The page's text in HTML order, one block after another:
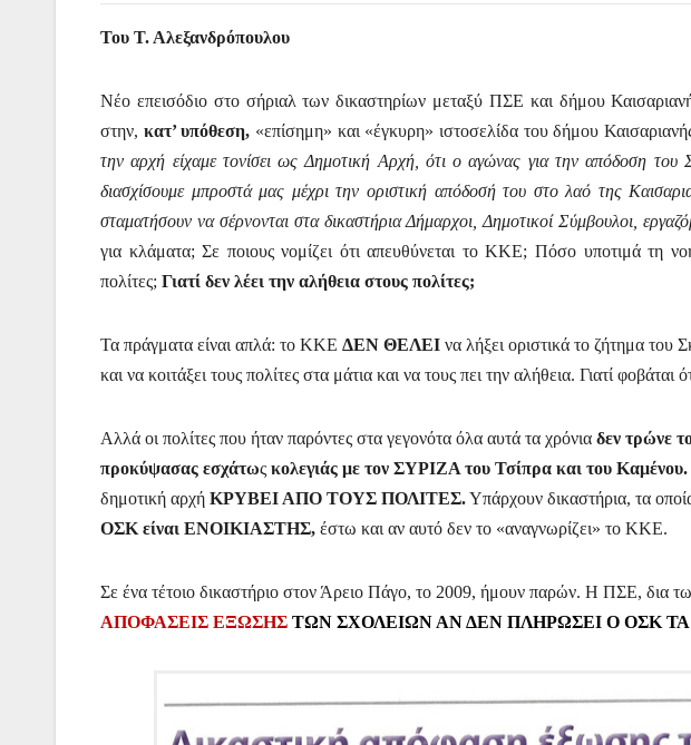
Του Τ. Αλεξανδρόπουλου
Νέο επεισόδιο στο σήριαλ των δικαστηρίων μεταξύ ΠΣΕ και δήμου
στην, κατ’ υπόθεση, «επίσημη» και «έγκυρη» ιστοσελίδα του δήμου
την αρχή είχαμε τονίσει ως Δημοτική Αρχή, ότι ο αγώνας για την απόδοση του
διασχίσουμε μπροστά μας μέχρι την οριστική απόδοσή του στο λαό της
σταματήσουν να σέρνονται στα δικαστήρια Δήμαρχοι, Δημοτικοί Σύμβουλοι,
για κλάματα; Σε ποιους νομίζει ότι απευθύνεται το ΚΚΕ; Πόσο υποτιμά τη
πολίτες; Γιατί δεν λέει την αλήθεια στους πολίτες;
Τα πράγματα είναι απλά: το ΚΚΕ ΔΕΝ ΘΕΛΕΙ να λήξει οριστικά το ζήτημα του
και να κοιτάξει τους πολίτες στα μάτια και να τους πει την αλήθεια. Γιατί φοβάται
Αλλά οι πολίτες που ήταν παρόντες στα γεγονότα όλα αυτά τα χρόνια δεν τρώνε
προκύψασας εσχάτως κολεγιάς με τον ΣΥΡΙΖΑ του Τσίπρα και του Καμένου.
δημοτική αρχή ΚΡΥΒΕΙ ΑΠΟ ΤΟΥΣ ΠΟΛΙΤΕΣ.Υπάρχουν δικαστήρια, τα
ΟΣΚ είναι ΕΝΟΙΚΙΑΣΤΗΣ, έστω και αν αυτό δεν το «αναγνωρίζει» το ΚΚΕ.
Σε ένα τέτοιο δικαστήριο στον Άρειο Πάγο, το 2009, ήμουν παρών. Η ΠΣΕ, δια
ΑΠΟΦΑΣΕΙΣ ΕΞΩΣΗΣ ΤΩΝ ΣΧΟΛΕΙΩΝ ΑΝ ΔΕΝ ΠΛΗΡΩΣΕΙ Ο ΟΣΚ